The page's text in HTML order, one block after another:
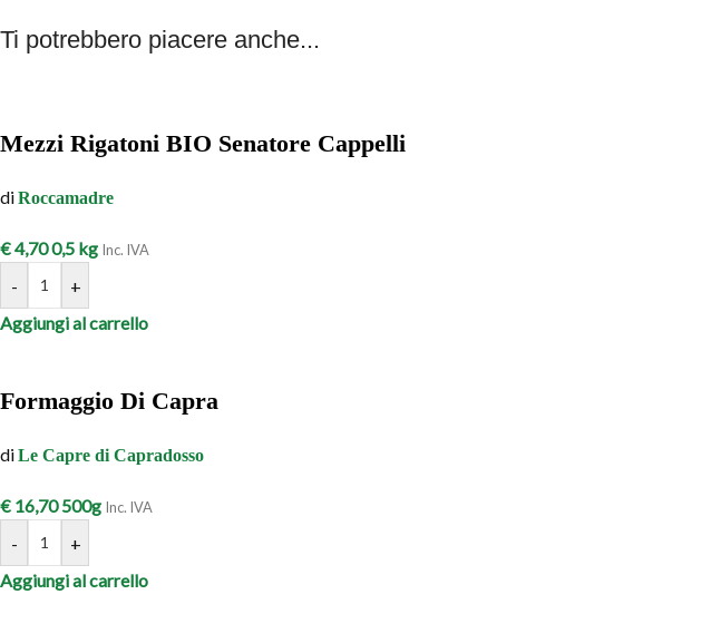
Ti potrebbero piacere anche...
Mezzi Rigatoni BIO Senatore Cappelli
diRoccamadre
€4,700,5 kg Inc. IVA
-
+
Aggiungi al carrello
Formaggio Di Capra
diLe Capre di Capradosso
€ 16,70500g Inc. IVA
-
+
Aggiungi al carrello